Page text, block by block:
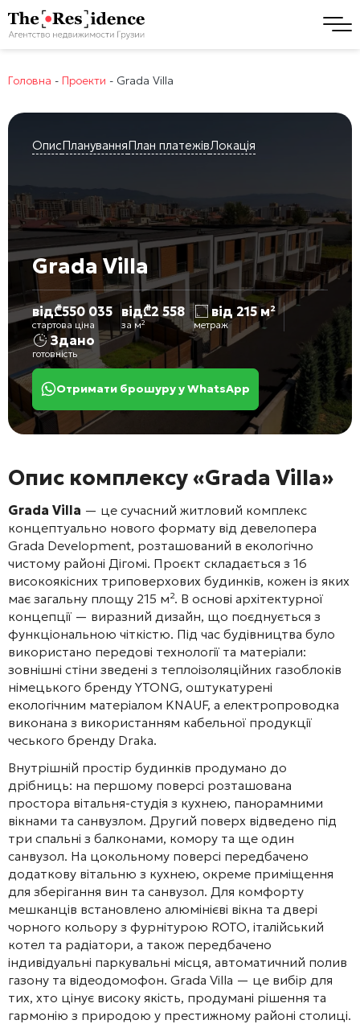
Головна - Проекти - Grada Villa
ОписПлануванняПлан платежівЛокація
Grada Villa
від₾550 035
стартова ціна
від₾2 558
за м²
від 215 м²
метраж
Здано
готовність
Отримати брошуру у WhatsApp
Опис комплексу «Grada Villa»
Grada Villa — це сучасний житловий комплекс
концептуально нового формату від девелопера
Grada Development, розташований в екологічно
чистому районі Дігомі. Проєкт складається з 16
високоякісних триповерхових будинків, кожен із яких
має загальну площу 215 м². В основі архітектурної
концепції — виразний дизайн, що поєднується з
функціональною чіткістю. Під час будівництва було
використано передові технології та матеріали:
зовнішні стіни зведені з теплоізоляційних газоблоків
німецького бренду YTONG, оштукатурені
екологічним матеріалом KNAUF, а електропроводка
виконана з використанням кабельної продукції
чеського бренду Draka.
Внутрішній простір будинків продумано до
дрібниць: на першому поверсі розташована
простора вітальня-студія з кухнею, панорамними
вікнами та санвузлом. Другий поверх відведено під
три спальні з балконами, комору та ще один
санвузол. На цокольному поверсі передбачено
додаткову вітальню з кухнею, окреме приміщення
для зберігання вин та санвузол. Для комфорту
мешканців встановлено алюмінієві вікна та двері
чорного кольору з фурнітурою ROTO, італійський
котел та радіатори, а також передбачено
індивідуальні паркувальні місця, автоматичний полив
газону та відеодомофон. Grada Villa — це вибір для
тих, хто цінує високу якість, продумані рішення та
гармонію з природою у престижному районі столиці.